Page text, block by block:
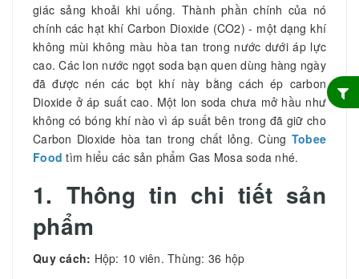
giác sảng khoải khi uống. Thành phần chính của nó
chính các hạt khí Carbon Dioxide (CO2) - một dạng khí
không mùi không màu hòa tan trong nước dưới áp lực
cao. Các lon nước ngọt soda bạn quen dùng hàng ngày
đã được nén các bọt khí này bằng cách ép carbon
Dioxide ở áp suất cao. Một lon soda chưa mở hầu như
không có bóng khí nào vì áp suất bên trong đã giữ cho
Carbon Dioxide hòa tan trong chất lỏng. Cùng Tobee
Food tìm hiểu các sản phẩm Gas Mosa soda nhé.
1. Thông tin chi tiết sản
phẩm
Quy cách: Hộp: 10 viên. Thùng: 36 hộp